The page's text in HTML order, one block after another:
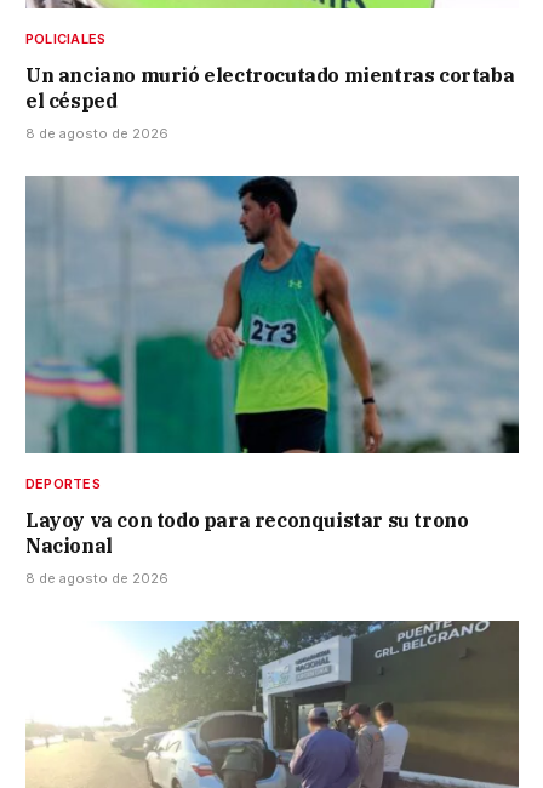
POLICIALES
Un anciano murió electrocutado mientras cortaba
el césped
8 de agosto de 2026
DEPORTES
Layoy va con todo para reconquistar su trono
Nacional
8 de agosto de 2026